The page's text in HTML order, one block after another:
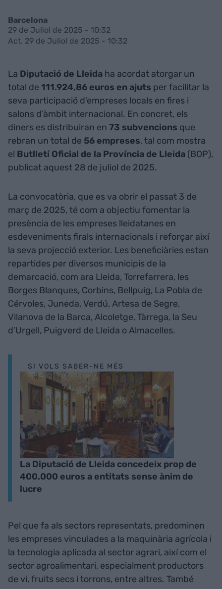
Barcelona
29 de Juliol de 2025 - 10:32
Act. 29 de Juliol de 2025 - 10:32
La Diputació de Lleida ha acordat atorgar un
total de 111.924,86 euros en ajuts per facilitar la
seva participació d'empreses locals en fires i
salons d’àmbit internacional. En concret, els
diners es distribuiran en 73 subvencions que
rebran un total de 56 empreses, tal com mostra
el Butlletí Oficial de la Província de Lleida (BOP),
publicat aquest 28 de juliol de 2025.
La convocatòria, que es va obrir el passat 3 de
març de 2025, té com a objectiu fomentar la
presència de les empreses lleidatanes en
esdeveniments firals internacionals i reforçar així
la seva projecció exterior. Les beneficiàries estan
repartides per diversos municipis de la
demarcació, com ara Lleida, Torrefarrera, les
Borges Blanques, Corbins, Bellpuig, La Pobla de
Cérvoles, Juneda, Verdú, Artesa de Segre,
Vilanova de la Barca, Alcoletge, Tàrrega, la Seu
d’Urgell, Puigverd de Lleida o Almacelles.
SI VOLS SABER-NE MÉS
La Diputació de Lleida concedeix prop de
400.000 euros a entitats sense ànim de
lucre
Pel que fa als sectors representats, predominen
les empreses vinculades a la maquinària agrícola i
la tecnologia aplicada al sector agrari, així com el
sector agroalimentari, especialment productors
de vi, fruits secs i torrons, entre altres. També